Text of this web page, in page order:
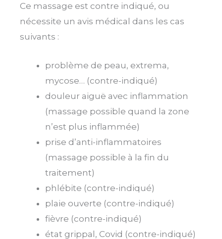
Ce massage est contre indiqué, ou
nécessite un avis médical dans les cas
suivants :
problème de peau, extrema,
mycose… (contre-indiqué)
douleur aiguë avec inflammation
(massage possible quand la zone
n’est plus inflammée)
prise d’anti-inflammatoires
(massage possible à la fin du
traitement)
phlébite (contre-indiqué)
plaie ouverte (contre-indiqué)
fièvre (contre-indiqué)
état grippal, Covid (contre-indiqué)